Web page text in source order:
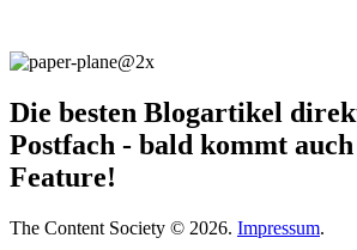
Die besten Blogartikel
Postfach - bald kommt auch
Feature!
The Content Society © 2026. Impressum.